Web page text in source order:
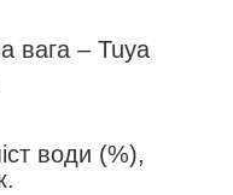
вага – Tuya
води (%),